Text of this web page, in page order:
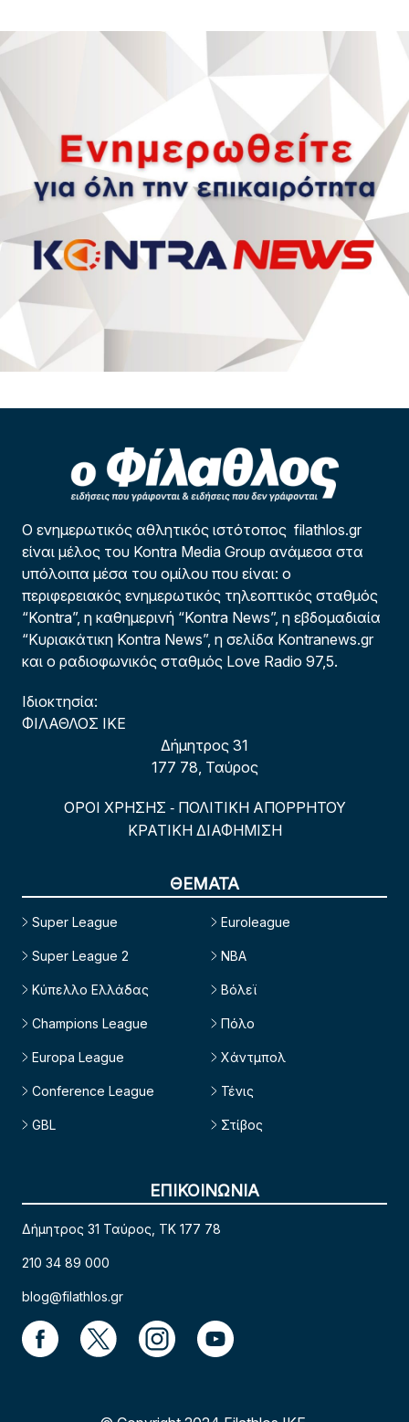
Ο ενημερωτικός αθλητικός ιστότοπος filathlos.gr
είναι μέλος του Kontra Media Group ανάμεσα στα
υπόλοιπα μέσα του ομίλου που είναι: ο
περιφερειακός ενημερωτικός τηλεοπτικός σταθμός
“Kontra”, η καθημερινή “Kontra News”, η εβδομαδιαία
“Κυριακάτικη Kontra News”, η σελίδα Kontranews.gr
και ο ραδιοφωνικός σταθμός Love Radio 97,5.
Ιδιοκτησία:
ΦΙΛΑΘΛΟΣ ΙΚΕ
Δήμητρος 31
177 78, Ταύρος
ΟΡΟΙ ΧΡΗΣΗΣ - ΠΟΛΙΤΙΚΗ ΑΠΟΡΡΗΤΟΥ
ΚΡΑΤΙΚΗ ΔΙΑΦΗΜΙΣΗ
ΘΕΜΑΤΑ
Super League
Super League 2
Κύπελλο Ελλάδας
Champions League
Europa League
Conference League
GBL
Euroleague
NBA
Βόλεϊ
Πόλο
Χάντμπολ
Τένις
Στίβος
ΕΠΙΚΟΙΝΩΝΙΑ
Δήμητρος 31 Ταύρος, TK 177 78
210 34 89 000
blog@filathlos.gr